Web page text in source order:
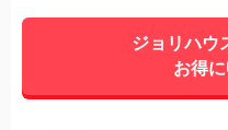
ジョリハウ
お得